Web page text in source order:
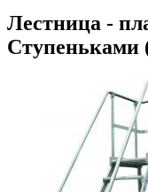
Лестница -
Ступеньками